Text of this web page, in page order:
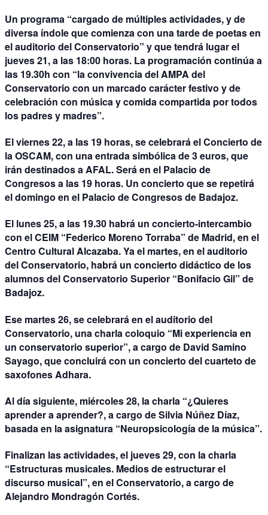
Un programa “cargado de múltiples actividades, y de
diversa índole que comienza con una tarde de poetas en
el auditorio del Conservatorio” y que tendrá lugar el
jueves 21, a las 18:00 horas. La programación continúa a
las 19.30h con “la convivencia del AMPA del
Conservatorio con un marcado carácter festivo y de
celebración con música y comida compartida por todos
los padres y madres”.
El viernes 22, a las 19 horas, se celebrará el Concierto de
la OSCAM, con una entrada simbólica de 3 euros, que
irán destinados a AFAL. Será en el Palacio de
Congresos a las 19 horas. Un concierto que se repetirá
el domingo en el Palacio de Congresos de Badajoz.
El lunes 25, a las 19.30 habrá un concierto-intercambio
con el CEIM “Federico Moreno Torraba” de Madrid, en el
Centro Cultural Alcazaba. Ya el martes, en el auditorio
del Conservatorio, habrá un concierto didáctico de los
alumnos del Conservatorio Superior “Bonifacio Gil” de
Badajoz.
Ese martes 26, se celebrará en el auditorio del
Conservatorio, una charla coloquio “Mi experiencia en
un conservatorio superior”, a cargo de David Samino
Sayago, que concluirá con un concierto del cuarteto de
saxofones Adhara.
Al día siguiente, miércoles 28, la charla “¿Quieres
aprender a aprender?, a cargo de Silvia Núñez Díaz,
basada en la asignatura “Neuropsicología de la música”.
Finalizan las actividades, el jueves 29, con la charla
“Estructuras musicales. Medios de estructurar el
discurso musical”, en el Conservatorio, a cargo de
Alejandro Mondragón Cortés.